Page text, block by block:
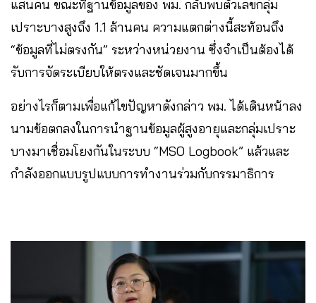
แสนคน ขณะที่ฐานข้อมูลของ พม. กลับพบตัวเลขกลุ่ม
เปราะบางสูงถึง 1.1 ล้านคน ความแตกต่างนี้สะท้อนถึง
“ข้อมูลที่ไม่ตรงกัน” ระหว่างหน่วยงาน ซึ่งจำเป็นต้องได้
รับการจัดระเบียบให้ตรงและชัดเจนมากขึ้น
อย่างไรก็ตามเพื่อแก้ไขปัญหาดังกล่าว พม. ได้เดินหน้าลง
นามข้อตกลงในการนำฐานข้อมูลผู้สูงอายุและกลุ่มเปราะ
บางมาเชื่อมโยงกันในระบบ “MSO Logbook” แล้วและ
กำลังออกแบบรูปแบบการทำงานร่วมกับกรรมาธิการ